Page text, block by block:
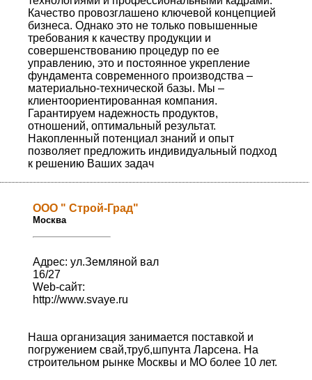
Качество провозглашено ключевой концепцией
бизнеса. Однако это не только повышенные
требования к качеству продукции и
совершенствованию процедур по ее
управлению, это и постоянное укрепление
фундамента современного производства –
материально-технической базы. Мы –
клиентоориентированная компания.
Гарантируем надежность продуктов,
отношений, оптимальный результат.
Накопленный потенциал знаний и опыт
позволяет предложить индивидуальный подход
к решению Ваших задач
ООО " Строй-Град"
Москва
Адрес: ул.Земляной вал
16/27
Web-сайт:
http://www.svaye.ru
Наша организация занимается поставкой и
погружением свай,труб,шпунта Ларсена. На
строительном рынке Москвы и МО более 10 лет.